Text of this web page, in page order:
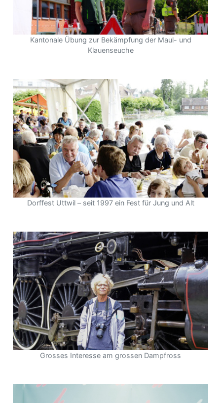
Kantonale Übung zur Bekämpfung der Maul- und
Klauenseuche
Dorffest Uttwil – seit 1997 ein Fest für Jung und Alt
Grosses Interesse am grossen Dampfross